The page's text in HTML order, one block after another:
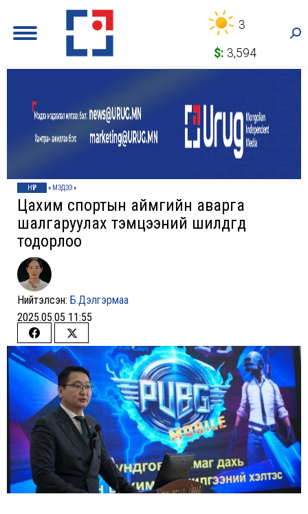
3
$: 3,594
НҮҮР » МЭДЭЭ»
Цахим спортын аймгийн аварга
шалгаруулах тэмцээний шилдгүүд
тодорлоо
Нийтэлсэн: Б.Дэлгэрмаа
2025.05.05 11:55
Share
on
Facebook
Share
on
Twitter